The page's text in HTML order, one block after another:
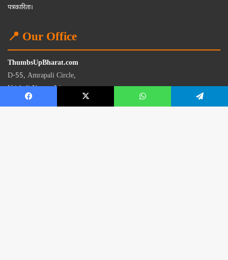
पत्रकारिता।
📍 Our Office
ThumbsUpBharat.com
D-55, Amrapali Circle,
Vaishali Nagar, Jaipur
Rajasthan - 302021